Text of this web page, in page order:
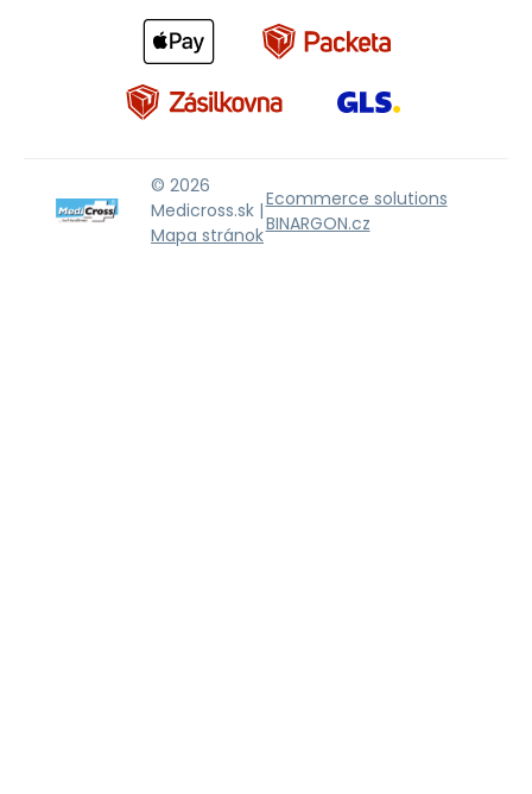
© 2026
Medicross.sk |
Mapa stránok
Ecommerce solutions
BINARGON.cz